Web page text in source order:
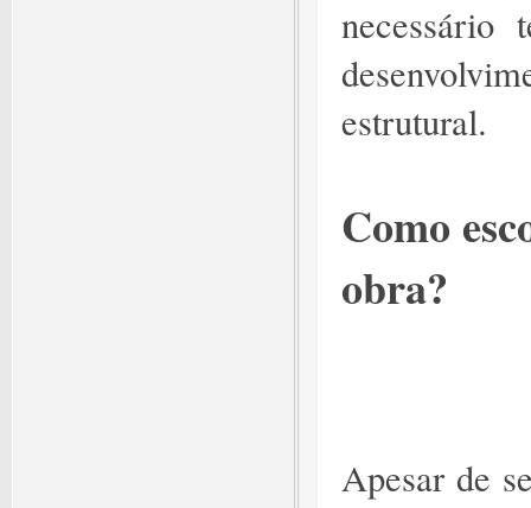
necessário
estrutural.
Como
obra?
Apesar de